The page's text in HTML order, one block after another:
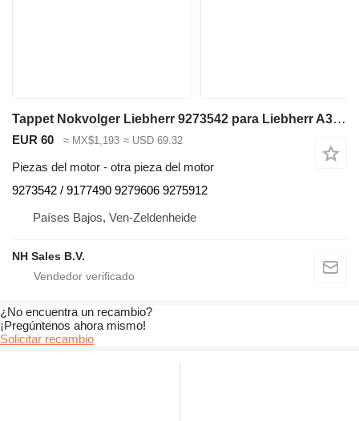
Tappet Nokvolger Liebherr 9273542 para Liebherr A312 / A902 / A904 / A912 / A914 / A922 / A924 / A932 / A944 / A954 / R902 / L534-434 / L538-432 / L541-289 / L544-442 / L544-443 / L544-444 / L554-452 / L564 / L574 / L580 / A942 / A974 / P904 / P912 / P932 / P934 / P942 / P944 / P954 / P964 / P974 / R321 / R902 / R904 / R912 / R914 / R922 / R924 / R932 / R934 / R942 / R944 / R954 / R964 / R974 - A 312 / A 902 / A 904 / A 912 / A 914 / A 922 / A 924 / A 932 / A 944 / A 954 / R 902 / L 534 - 434 / L 538 - 432 / L 541 - 289 / L 544 - 442 / L 544 - 443 / L 544 - 444 / L 554 - 452 / L 564 / L 574 / L580 / A 942 / A 974 / P 904 / P 912 / P 932 / P 934 / P 942 / P 944 / P 954 / P 964 / P 974 / R 321 / R 902 / R 904 / R 912 / R 914 / R 922 / R 924 / R 932 / R 934 / R 942 / R 944 / R 954 / R 964 / R 974 excavadora
EUR 60 ≈ MX$1,193 ≈ USD 69.32
Piezas del motor - otra pieza del motor
9273542 / 9177490 9279606 9275912
Países Bajos, Ven-Zeldenheide
NH Sales B.V.
¿No encuentra un recambio?
¡Pregúntenos ahora mismo!
Solicitar recambio